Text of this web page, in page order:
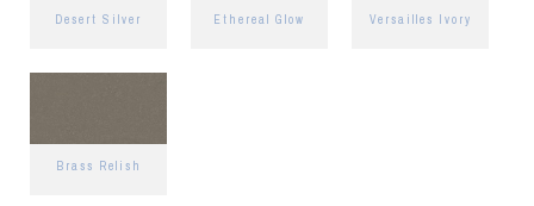
Desert Silver Ethereal Glow Versailles Ivory
Brass Relish